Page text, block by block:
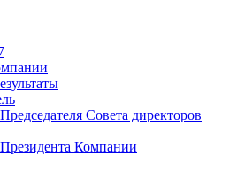
Совета директоров
Компании